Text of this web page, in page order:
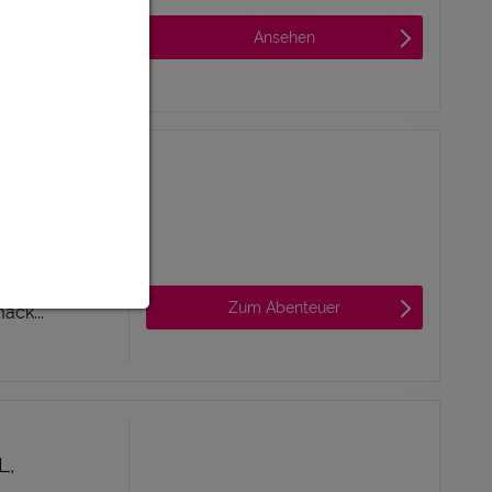
Familien
Ansehen
Zum Abenteuer